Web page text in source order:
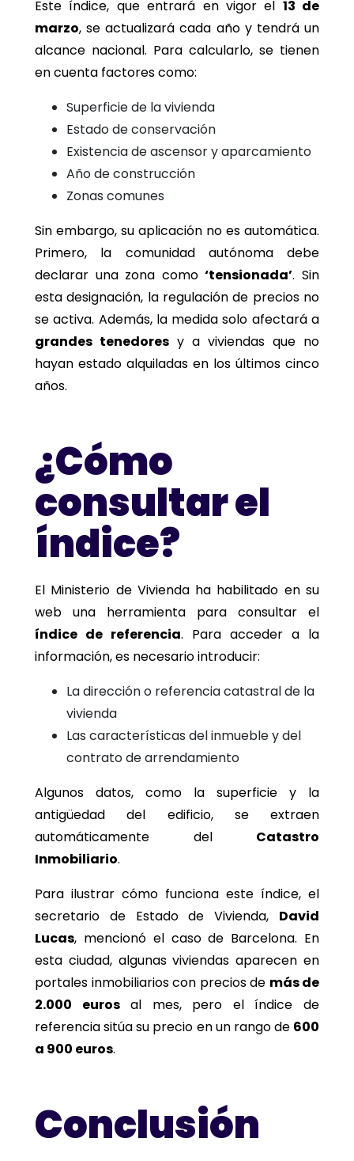
Este índice, que entrará en vigor el 13 de
marzo, se actualizará cada año y tendrá un
alcance nacional. Para calcularlo, se tienen
en cuenta factores como:
Superficie de la vivienda
Estado de conservación
Existencia de ascensor y aparcamiento
Año de construcción
Zonas comunes
Sin embargo, su aplicación no es automática.
Primero, la comunidad autónoma debe
declarar una zona como‘tensionada’. Sin
esta designación, la regulación de precios no
se activa. Además, la medida solo afectará a
grandes tenedores y a viviendas que no
hayan estado alquiladas en los últimos cinco
años.
¿Cómo
consultar el
índice?
El Ministerio de Vivienda ha habilitado en su
web una herramienta para consultar el
índice de referencia. Para acceder a la
información, es necesario introducir:
La dirección o referencia catastral de la
vivienda
Las características del inmueble y del
contrato de arrendamiento
Algunos datos, como la superficie y la
antigüedad del edificio, se extraen
automáticamente del Catastro
Inmobiliario.
Para ilustrar cómo funciona este índice, el
secretario de Estado de Vivienda, David
Lucas, mencionó el caso de Barcelona. En
esta ciudad, algunas viviendas aparecen en
portales inmobiliarios con precios de más de
2.000 eurosal mes, pero el índice de
referencia sitúa su precio en un rango de 600
a 900 euros.
Conclusión